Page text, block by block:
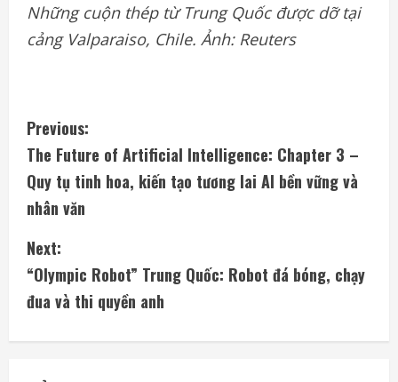
Những cuộn thép từ Trung Quốc được dỡ tại
cảng Valparaiso, Chile. Ảnh: Reuters
C
o
n
t
i
n
u
Previous:
The Future of Artificial Intelligence: Chapter 3 –
Quy tụ tinh hoa, kiến tạo tương lai AI bền vững và
nhân văn
Next:
“Olympic Robot” Trung Quốc: Robot đá bóng, chạy
đua và thi quyền anh